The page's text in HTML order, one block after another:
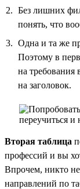
Без лишних
понять, что
Одна и та же
Поэтому в
на требования
на заголовок.
Вторая таблица
профессий и вы
Впрочем, никто
направлений по